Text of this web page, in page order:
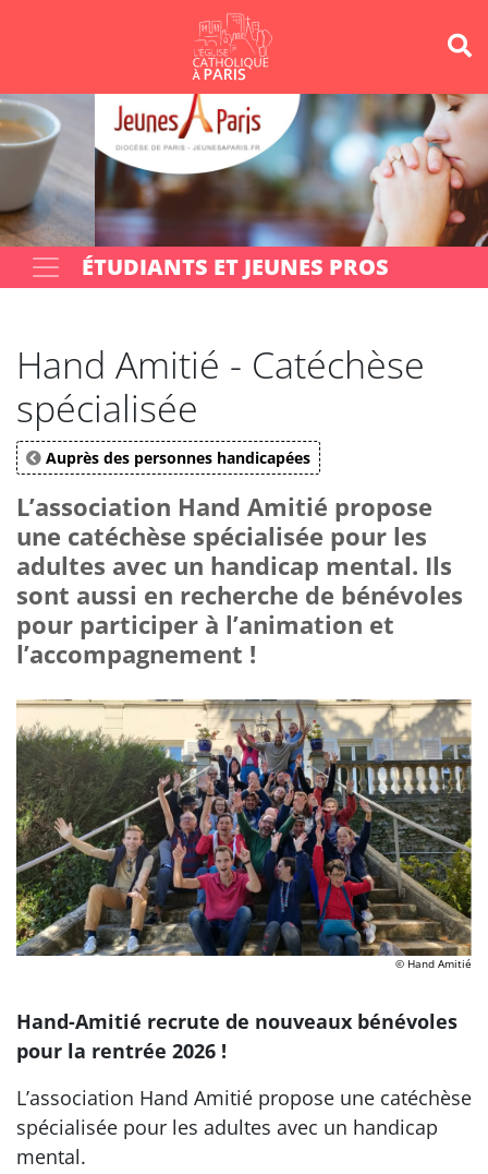
Votre recherche OK
ÉTUDIANTS ET JEUNES PROS
Hand Amitié - Catéchèse
spécialisée
Auprès des personnes handicapées
L’association Hand Amitié propose
une catéchèse spécialisée pour les
adultes avec un handicap mental. Ils
sont aussi en recherche de bénévoles
pour participer à l’animation et
l’accompagnement !
© Hand Amitié
Hand-Amitié recrute de nouveaux bénévoles
pour la rentrée 2026 !
L’association Hand Amitié propose une catéchèse
spécialisée pour les adultes avec un handicap
mental.
Panneau de gestion des cookies